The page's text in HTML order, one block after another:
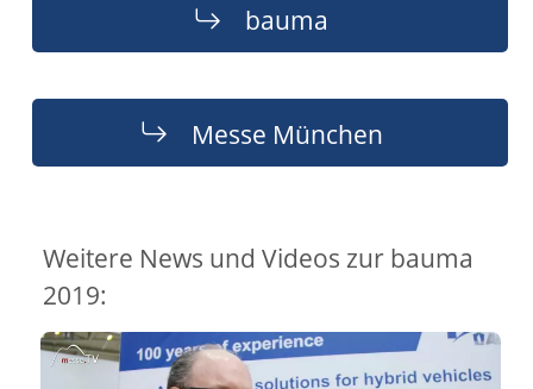
bauma
Messe München
Weitere News und Videos zur bauma
2019: